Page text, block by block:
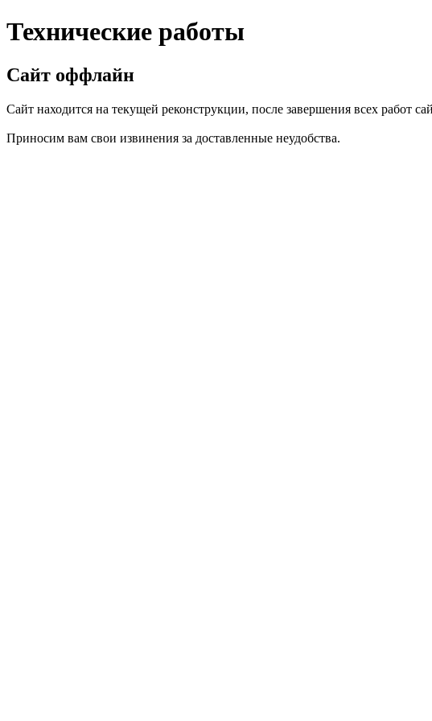
Технические работы
Сайт оффлайн
Сайт находится на текущей реконструкции, после завершения всех работ
Приносим вам свои извинения за доставленные неудобства.